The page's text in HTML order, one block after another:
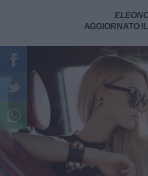
AGGIORNATO